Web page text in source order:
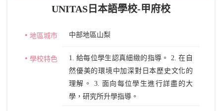
UNITAS日本語學校-甲府校
地區城市 中部地區山梨
學校特色
1. 給每位學生認真細緻的指導。 2. 在自
然優美的環境中加深對日本歷史文化的
理解。 3. 面向每位學生進行詳盡的大
學，研究所升學指導。